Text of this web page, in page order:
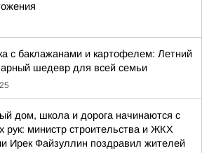
с баклажанами и картофелем: Летний
шедевр для всей семьи
дом, школа и дорога начинаются с
рук: министр строительства и ЖКХ
Ирек Файзуллин поздравил жителей